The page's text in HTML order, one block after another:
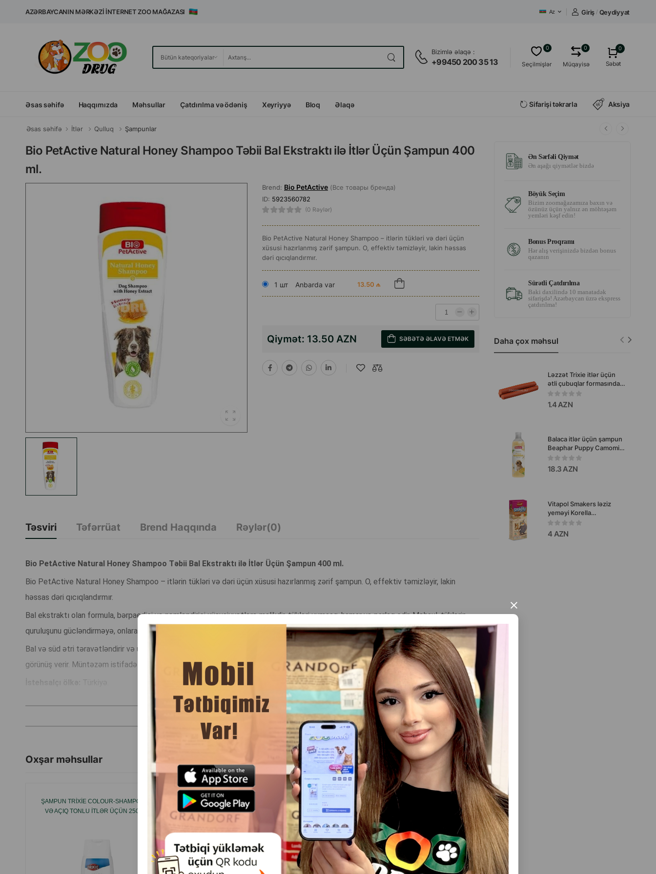
×
AZƏRBAYCANIN MƏRKƏZI İNTERNET ZOO MAĞAZASI Az Giriş / Qeydiyyat
Bizimlə əlaqə :
+99450 200 35 13 Seçilmişlər
0
Müqayisə
0 0
Səbət
Əsas səhifə Haqqımızda Məhsullar Çatdırılma və ödəniş Xeyriyyə Bloq Əlaqə Sifarişi təkrarla Aksiya
Əsas səhifə İtlər Qulluq Şampunlar
Bio PetActive Natural Honey Shampoo Təbii Bal Ekstraktı ilə İtlər Üçün Şampun 400
ml.
Brend: Bio PetActive (Все товары бренда)
ID: 5923560782
(0 Rəylər)
Bio PetActive Natural Honey Shampoo – itlərin tükləri və dəri üçün
xüsusi hazırlanmış zərif şampun. O, effektiv təmizləyir, lakin həssas
dəri qıcıqlandırmır.
1 шт Anbarda var 13.50 ₼
Qiymət: 13.50 AZN SƏBƏTƏ ƏLAVƏ ETMƏK
Təsviri Təfərrüat Brend Haqqında Rəylər(0)
Bio PetActive Natural Honey Shampoo Təbii Bal Ekstraktı ilə İtlər Üçün Şampun 400 ml.
Bio PetActive Natural Honey Shampoo – itlərin tükləri və dəri üçün xüsusi hazırlanmış zərif şampun. O, effektiv təmizləyir, lakin
həssas dəri qıcıqlandırmır.
Bal ekstraktı olan formula, bərpaedici və nəmləndirici xüsusiyyətlərə malikdir, tükləri yumşaq, hamar və parlaq edir. Məhsul, tüklərin
quruluşunu gücləndirməyə, onlara canlılıq və sağlam görünüş qaytarmağa kömək edir.
Bal və süd ətri təravətləndirir və uzun müddət xoş ətri saxlayır, xoşagəlməz qoxuları aradan qaldırır və tüklərə təmizlik və baxımlı
görünüş verir. Müntəzəm istifadə üçün uyğundur.
DAHA ÇOX OXU
Oxşar məhsullar Hamısını Gör
ŞAMPUN TRIXIE COLOUR-SHAMPOO AĞ
VƏ AÇIQ TONLU ITLƏR ÜÇÜN 250 ML.
QƏHVƏYI TÜKLÜ ITLƏR ÜÇÜN ŞAMPUN
BEAPHAR BROWN COAT MANUKA HONEY
& ALOE VERA.
ŞAMPUN BEAPHAR AĞTÜKLÜ ITLƏR
ÜÇÜN YAŞIL ÇAY YARPAĞI EKSTRAKTI VƏ
ALOE ILƏ 250 ML.
Ən Sərfəli Qiymət
Ən aşağı qiymətlər bizdə
Böyük Seçim
Bizim zoomağazamıza baxın və
özünüz üçün yalnız ən möhtəşəm
yemləri kəşf edin!
Bonus Proqramı
Hər alış verişinizdə bizdən bonus
qazanın
Sürətli Çatdırılma
Baki daxilində 10 manatadək
sifarişdə! Azərbaycan üzrə ekspress
çatdırılma!
Daha çox məhsul
Ləzzət Trixie itlər üçün
ətli çubuqlar formasında -
ev heyvanının gündəlik
mükafatlandırılması üçün
dadlı və rahat qəlyanaltı.
1.4 AZN
Balaca itlər üçün şampun
Beaphar Puppy Camomile
& Aloe Vera.
18.3 AZN
Vitapol Smakers ləziz
yeməyi Korella
tutuquşuları üçün qozlu
90 qr.
4 AZN